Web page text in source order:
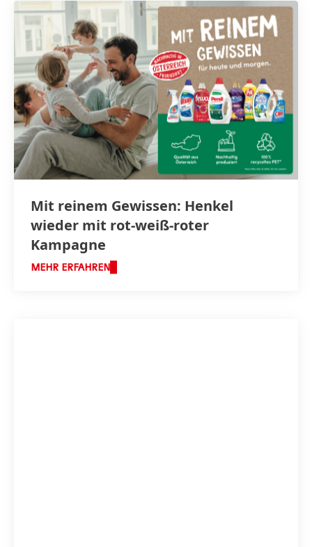
Mit reinem Gewissen: Henkel
wieder mit rot-weiß-roter
Kampagne
MEHR ERFAHREN